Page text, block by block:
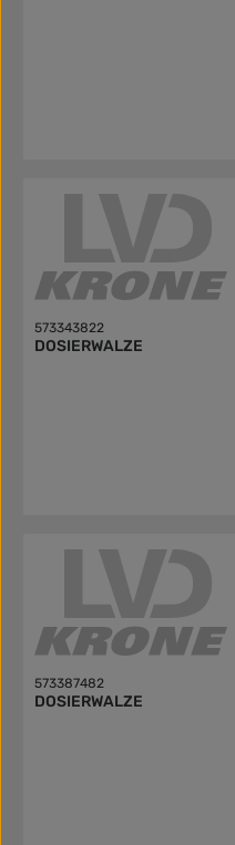
573343822
DOSIERWALZE
573387482
DOSIERWALZE